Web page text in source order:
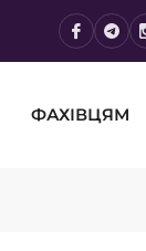
ФАХІВЦЯМ